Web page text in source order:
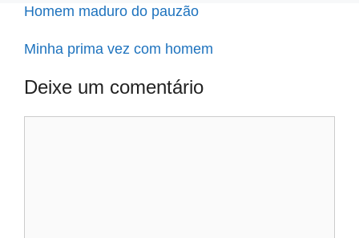
Homem maduro do pauzão
Minha prima vez com homem
Deixe um comentário